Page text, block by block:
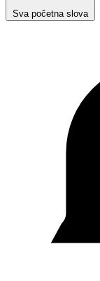
Sva početna slova